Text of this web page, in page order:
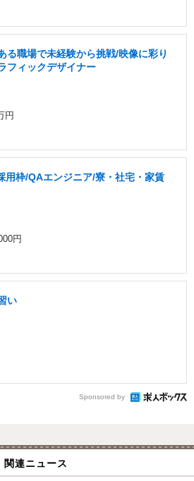
る職場で未経験から挑戦/映像に彩り
フィックデザイナー
円
用枠/QAエンジニア/寮・社宅・家賃
円
い
Sponsored by
関連ニュース